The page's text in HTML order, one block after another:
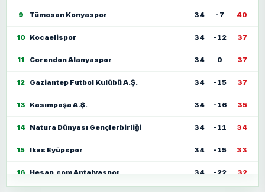
9 Tümosan Konyaspor 34 -7 40
10 Kocaelispor 34 -12 37
11 Corendon Alanyaspor 34 0 37
12 Gaziantep Futbol Kulübü A.Ş. 34 -15 37
13 Kasımpaşa A.Ş. 34 -16 35
14 Natura Dünyası Gençlerbirliği 34 -11 34
15 Ikas Eyüpspor 34 -15 33
16 Hesap.com Antalyaspor 34 -22 32